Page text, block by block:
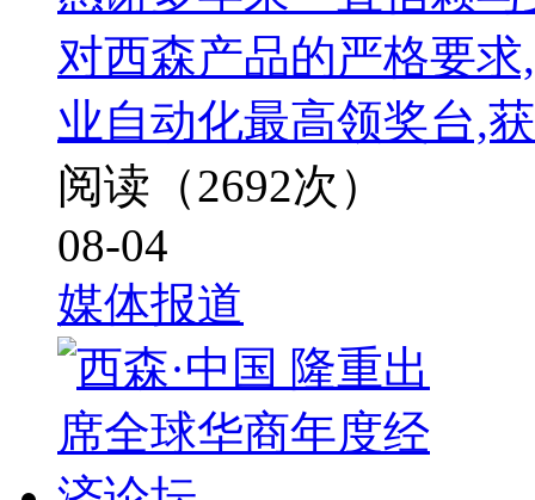
对西森产品的严格要
业自动化最高领奖台,
阅读（2692次）
08-04
媒体报道